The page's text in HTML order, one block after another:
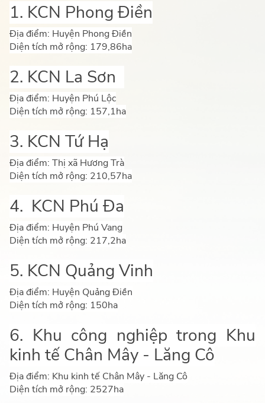
1. KCN Phong Điền
Địa điểm: Huyện Phong Điền
Diện tích mở rộng: 179,86ha
2. KCN La Sơn
Địa điểm: Huyện Phú Lộc
Diện tích mở rộng: 157,1ha
3. KCN Tứ Hạ
Địa điểm: Thị xã Hương Trà
Diện tích mở rộng: 210,57ha
4. KCN Phú Đa
Địa điểm: Huyện Phú Vang
Diện tích mở rộng: 217,2ha
5. KCN Quảng Vinh
Địa điểm: Huyện Quảng Điền
Diện tích mở rộng: 150ha
6. Khu công nghiệp trong Khu
kinh tế Chân Mây - Lăng Cô
Địa điểm: Khu kinh tế Chân Mây - Lăng Cô
Diện tích mở rộng: 2527ha